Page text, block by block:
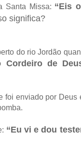
Santa Missa: “Eis
significa?
do rio Jordão
Cordeiro de
foi enviado por Deus
“Eu vi e dou